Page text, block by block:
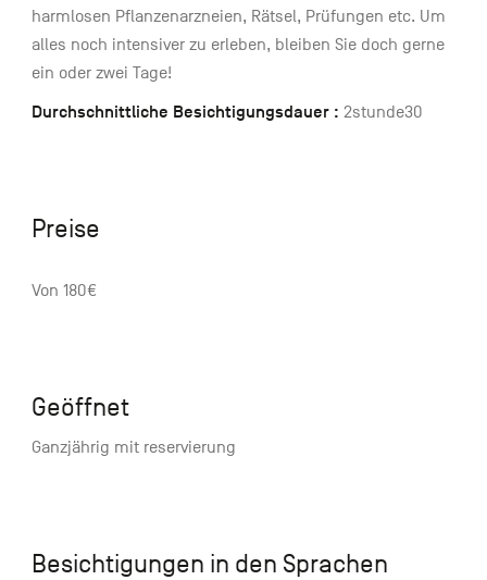
harmlosen Pflanzenarzneien, Rätsel, Prüfungen etc. Um
alles noch intensiver zu erleben, bleiben Sie doch gerne
ein oder zwei Tage!
Durchschnittliche Besichtigungsdauer : 2stunde30
Preise
Von 180€
Geöffnet
Ganzjährig mit reservierung
Besichtigungen in den Sprachen